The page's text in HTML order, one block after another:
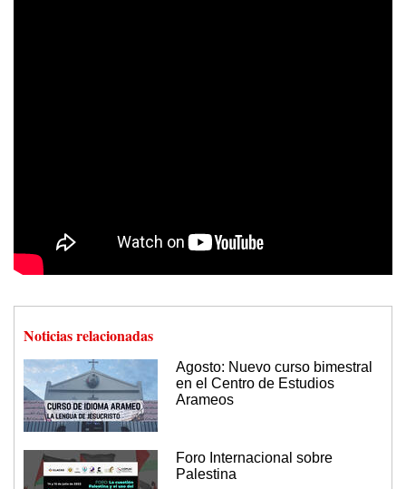
Noticias relacionadas
Agosto: Nuevo curso bimestral
en el Centro de Estudios
Arameos
Foro Internacional sobre
Palestina